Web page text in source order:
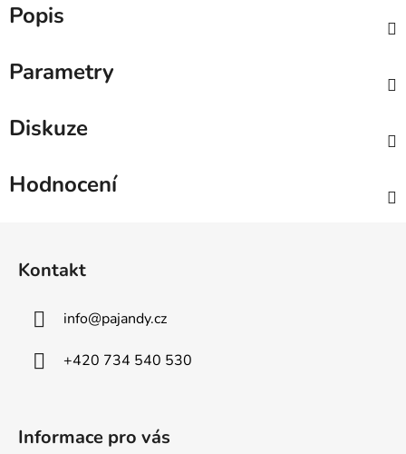
Popis
Parametry
Diskuze
Hodnocení
Kontakt
info@pajandy.cz
+420 734 540 530
Informace pro vás